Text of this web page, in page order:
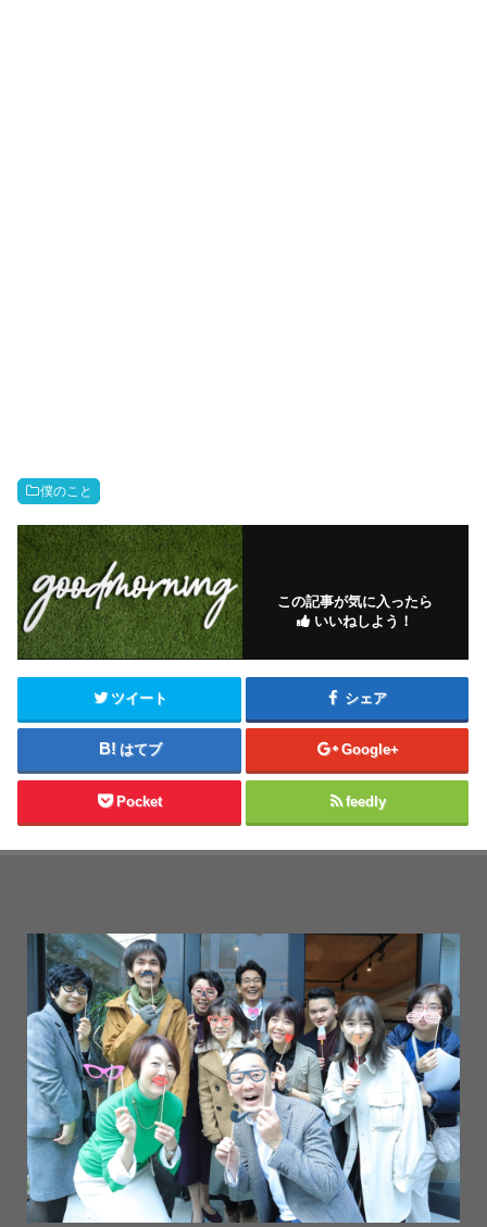
僕のこと
この記事が気に入ったら
いいねしよう！
ツイート シェア
はてブ Google+
Pocket feedly